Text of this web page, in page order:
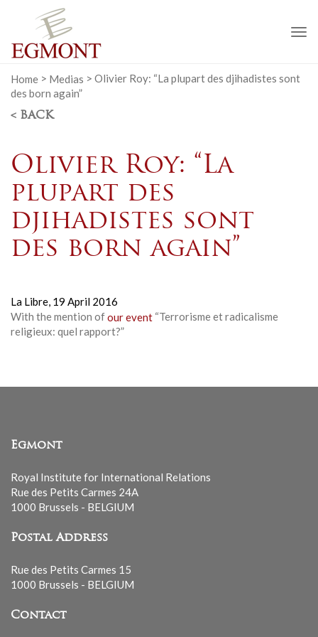
Home > Medias > Olivier Roy: “La plupart des djihadistes sont
des born again”
< BACK
Olivier Roy: “La
plupart des
djihadistes sont
des born again”
La Libre, 19 April 2016
With the mention ofour event “Terrorisme et radicalisme
religieux: quel rapport?”
Egmont
Royal Institute for International Relations
Rue des Petits Carmes 24A
1000 Brussels - BELGIUM
Postal Address
Rue des Petits Carmes 15
1000 Brussels - BELGIUM
Contact